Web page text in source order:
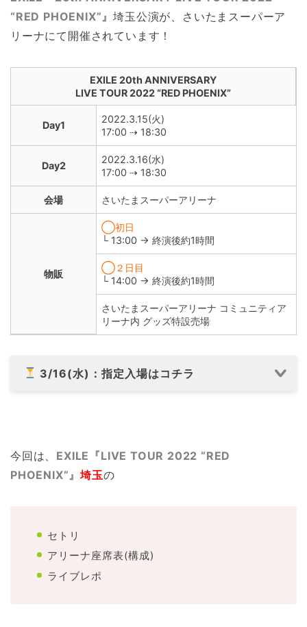
“RED PHOENIX”』埼玉公演が、さいたまスーパーア
リーナにて開催されています！
EXILE 20th ANNIVERSARY
LIVE TOUR 2022 “RED PHOENIX”
Day1
2022.3.15(火)
17:00 ⇢ 18:30
Day2
2022.3.16(水)
17:00 ⇢ 18:30
会場 さいたまスーパーアリーナ
物販
◯初日
└ 13:00 → 終演後約1時間
◯２日目
└ 14:00 → 終演後約1時間
さいたまスーパーアリーナ コミュニティア
リーナ内 グッズ特設売場
3/16(水)：指定入場はコチラ
今回は、 EXILE『LIVE TOUR 2022 “RED
PHOENIX”』埼玉の
セトリ
アリーナ座席表(構成)
ライブレポ